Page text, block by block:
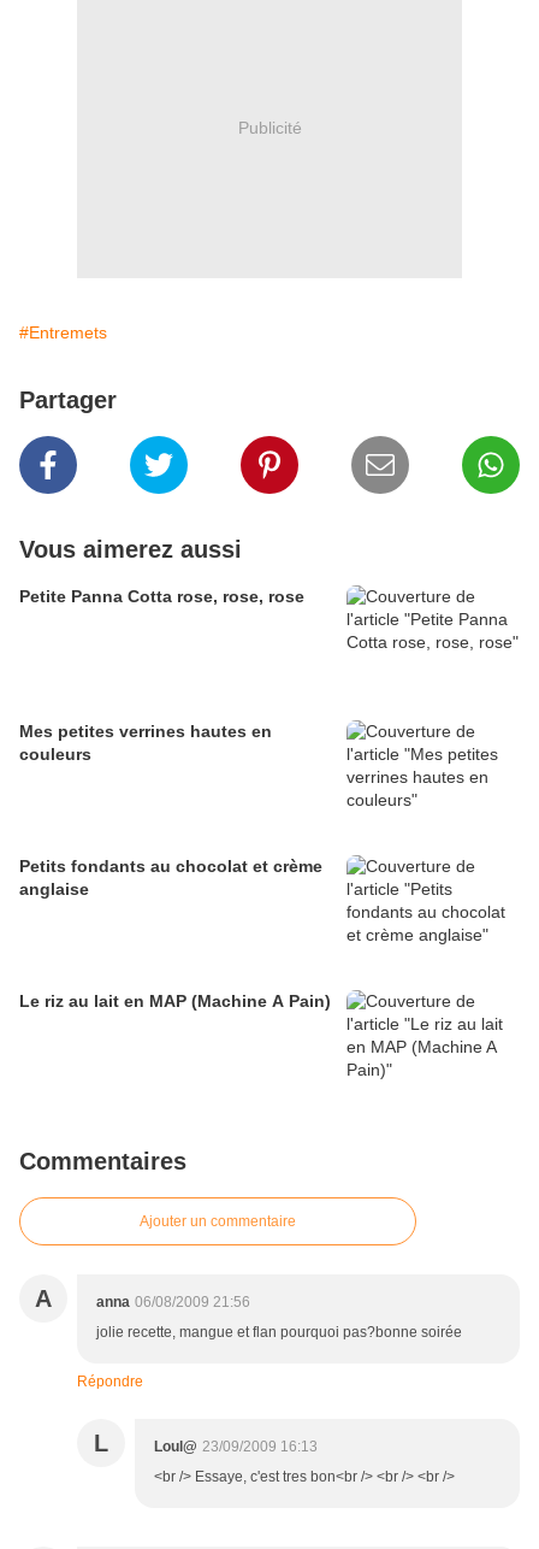
Publicité
#Entremets
Partager
Vous aimerez aussi
Petite Panna Cotta rose, rose, rose
Mes petites verrines hautes en
couleurs
Petits fondants au chocolat et crème
anglaise
Le riz au lait en MAP (Machine A Pain)
Commentaires
Ajouter un commentaire
A anna 06/08/2009 21:56
jolie recette, mangue et flan pourquoi pas?bonne soirée
Répondre
L Loul@ 23/09/2009 16:13
<br /> Essaye, c'est tres bon<br /> <br /> <br />